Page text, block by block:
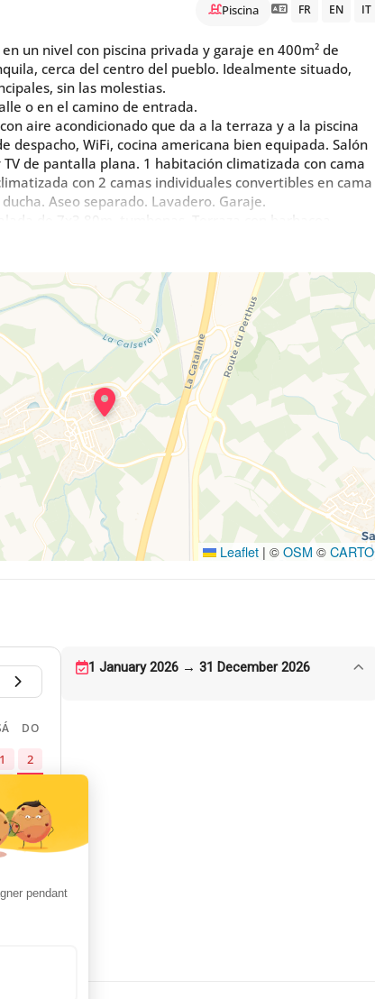
Piscina FR EN IT
un nivel con piscina privada y garaje en 400m² de
cerca del centro del pueblo. Idealmente situado,
sin las molestias.
o en el camino de entrada.
aire acondicionado que da a la terraza y a la piscina
despacho, WiFi, cocina americana bien equipada. Salón
de pantalla plana. 1 habitación climatizada con cama
con 2 camas individuales convertibles en cama
Aseo separado. Lavadero. Garaje.
de 7x3,80m, tumbonas. Terraza con barbacoa,
y toldo. Jardín.
25 min de las playas y 20 min de España, 30min
Leaflet | ©OSM ©CARTO
DO
1
2
16
23
1 January 2026 → 31 December 2026